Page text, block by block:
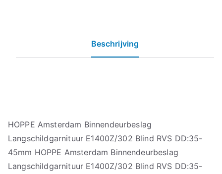
Beschrijving
HOPPE Amsterdam Binnendeurbeslag
Langschildgarnituur E1400Z/302 Blind RVS DD:35-
45mm HOPPE Amsterdam Binnendeurbeslag
Langschildgarnituur E1400Z/302 Blind RVS DD:35-